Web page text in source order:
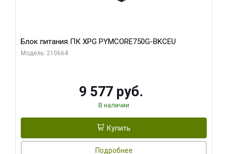
Блок питания ПК XPG PYMCORE750G-BKCEU
Модель: 210664
9 577 руб.
В наличии
Купить
Подробнее